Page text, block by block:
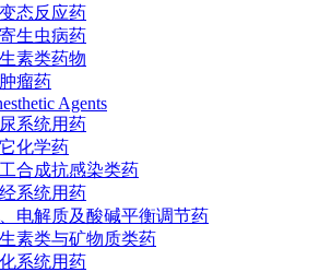
态反应药
生虫病药
素类药物
瘤药
Agents
系统用药
化学药
合成抗感染类药
系统用药
电解质及酸碱平衡调节药
素类与矿物质类药
系统用药